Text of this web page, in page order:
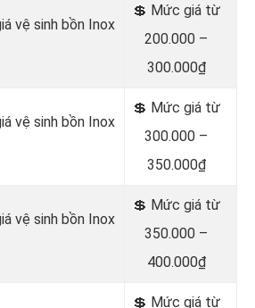
vệ sinh bồn Inox
💲 Mức giá từ
200.000 –
300.000₫
vệ sinh bồn Inox
💲 Mức giá từ
300.000 –
350.000₫
vệ sinh bồn Inox
💲 Mức giá từ
350.000 –
400.000₫
💲 Mức giá từ